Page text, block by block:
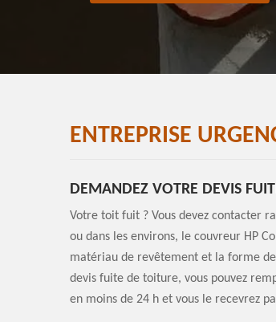
ENTREPRISE
DEMANDEZ VOTRE DEVIS
Votre toit fuit ? Vous devez contacter
ou dans les environs, le couvreur HP
matériau de revêtement et la forme
devis fuite de toiture, vous pouvez
en moins de 24 h et vous le recevrez